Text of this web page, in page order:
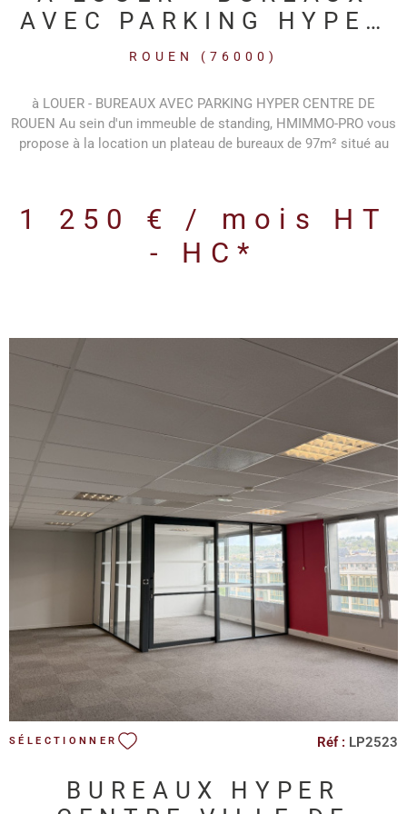
AVEC PARKING HYPER
CENTRE DE ROUEN
ROUEN (76000)
à LOUER - BUREAUX AVEC PARKING HYPER CENTRE DE
ROUEN Au sein d'un immeuble de standing, HMIMMO-PRO vous
propose à la location un plateau de bureaux de 97m² situé au
comme suit : R+3 : 4 bureaux 1 espace sanitaire avec point
d'eau - R+4 : 4 bureaux Disponibilité immédiate Bail rédigé par
avocat à frais partagés entre les parties Loyer parking :
130€/place/mois Provision pour charges bureaux comprend :
1 250 € / mois
HT
- HC*
VOIR LE BIEN
SÉLECTIONNER Réf : LP2523
BUREAUX HYPER